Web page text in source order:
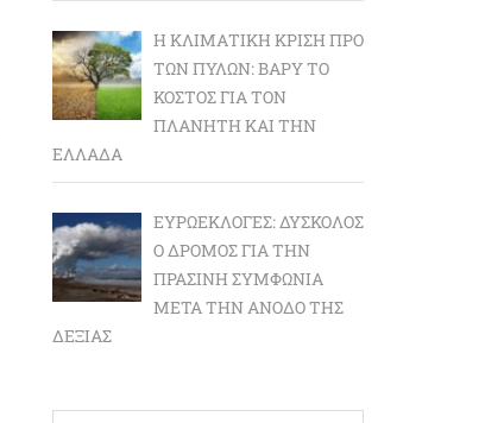
Η ΚΛΙΜΑΤΙΚΉ ΚΡΊΣΗ ΠΡΟ
ΤΩΝ ΠΥΛΏΝ: BΑΡΎ ΤΟ
ΚΌΣΤΟΣ ΓΙΑ ΤΟΝ
ΠΛΑΝΉΤΗ ΚΑΙ ΤΗΝ
ΕΛΛΆΔΑ
ΕΥΡΩΕΚΛΟΓΈΣ: ΔΎΣΚΟΛΟΣ
Ο ΔΡΌΜΟΣ ΓΙΑ ΤΗΝ
ΠΡΆΣΙΝΗ ΣΥΜΦΩΝΊΑ
ΜΕΤΆ ΤΗΝ ΆΝΟΔΟ ΤΗΣ
ΔΕΞΙΆΣ